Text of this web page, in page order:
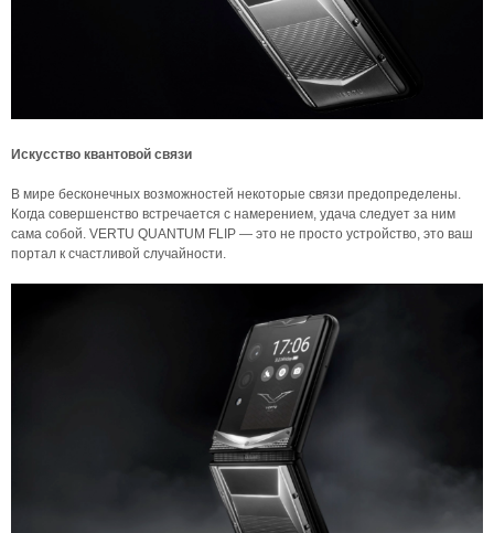
Искусство квантовой связи
В мире бесконечных возможностей некоторые связи предопределены.
Когда совершенство встречается с намерением, удача следует за ним
сама собой. VERTU QUANTUM FLIP — это не просто устройство, это ваш
портал к счастливой случайности.